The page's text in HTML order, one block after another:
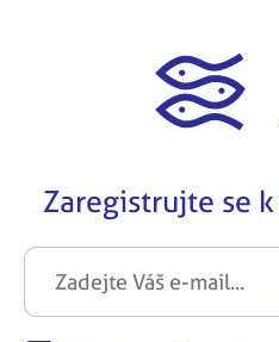
Zaregistrujte se